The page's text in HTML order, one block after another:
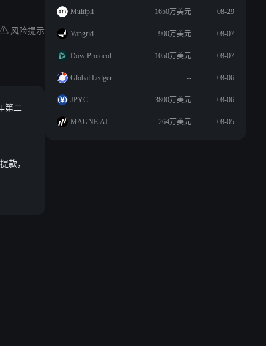
风险提示
第二
款，
Multipli
1650万美元 08-29
Vangrid 900万美元 08-07
Dow Protocol 1050万美元 08-07
Global Ledger -- 08-06
JPYC 3800万美元 08-06
MAGNE.AI 264万美元 08-05